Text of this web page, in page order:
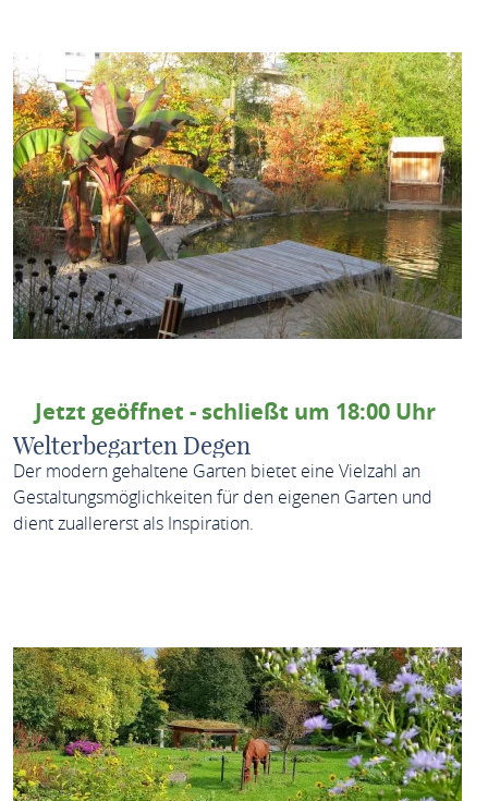
Jetzt geöffnet - schließt um 18:00 Uhr
Welterbegarten Degen
Der modern gehaltene Garten bietet eine Vielzahl an
Gestaltungsmöglichkeiten für den eigenen Garten und
dient zuallererst als Inspiration.